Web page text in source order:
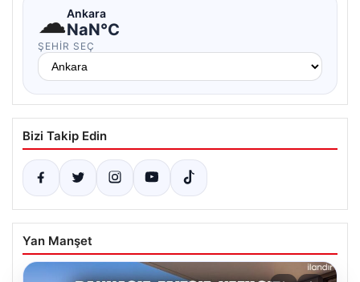
☁Ankara
NaN°C
ŞEHIR SEÇ
Bizi Takip Edin
Yan Manşet